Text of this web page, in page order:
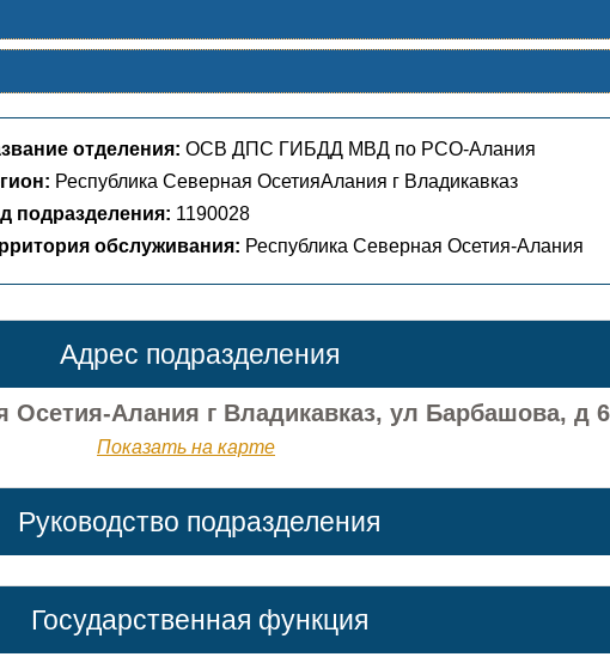
отделения: ОСВ ДПС ГИБДД МВД по РСО-Алания
Республика Северная ОсетияАлания г Владикавказ
подразделения: 1190028
обслуживания: Республика Северная Осетия-Алания
Адрес подразделения
Осетия-Алания г Владикавказ, ул Барбашова, д
Показать на карте
Руководство подразделения
Государственная функция